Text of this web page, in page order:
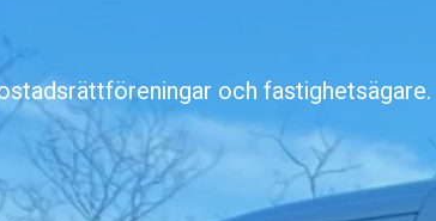
och fastighetsägare.